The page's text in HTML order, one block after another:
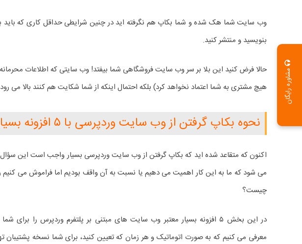
مشاوره رایگان
وب سایت شما هک شده و شما بکاپ هم نگرفته اید در چنین شرایطی حداقل کاری که باید
بنویسید و منتشر کنید.
حالا فرض کنید این بلا بر سر وب سایت فروشگاهی شما بیفتد! وب سایتی که اطلاعات
هیچ مشتری به شما اعتماد نخواهد کرد) بلکه احتمال اینکه از شما شکایت هم کنند بالا
نحوه بکاپ گرفتن از وب سایت وردپرسی با ۵ افزونه بسیار معتبر
اکنون که متقاعد شده اید که بکاپ گرفتن از وب سایت وردپرسی بسیار واجب است این
می شود که ما به این کار اهمیت می دهیم یا نسبت به آن واقف بودیم اما فراموش می کنیم
چیست؟
در این بخش ۵ افزونه بسیار معتبر وب سایت های مبتنی بر پلتفرم وردپرس را برای
معرفی می کنیم که به صورت اتوماتیک و هر زمان که تعیین کنید، برای شما نسخه پشتیبان